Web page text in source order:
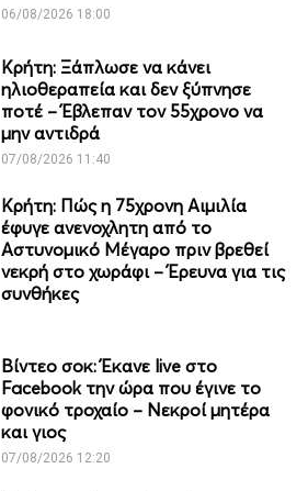
06/08/2026 18:00
Κρήτη: Ξάπλωσε να κάνει
ηλιοθεραπεία και δεν ξύπνησε
ποτέ – Έβλεπαν τον 55χρονο να
μην αντιδρά
07/08/2026 11:40
Κρήτη: Πώς η 75χρονη Αιμιλία
έφυγε ανενοχλητη από το
Αστυνομικό Μέγαρο πριν βρεθεί
νεκρή στο χωράφι – Έρευνα για τις
συνθήκες
Βίντεο σοκ: Έκανε live στο
Facebook την ώρα που έγινε το
φονικό τροχαίο – Νεκροί μητέρα
και γιος
07/08/2026 12:20